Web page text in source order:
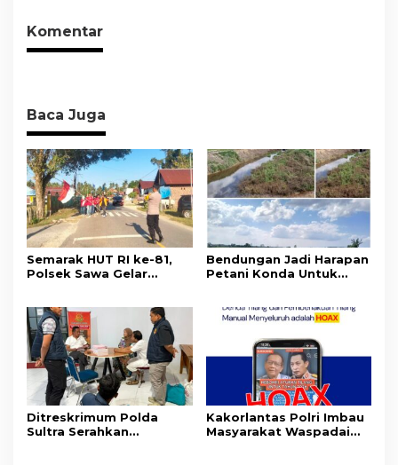
Komentar
Baca Juga
Semarak HUT RI ke-81,
Polsek Sawa Gelar
Olahraga 2026 Tingkat
Kecamatan
Bendungan Jadi Harapan
Petani Konda Untuk
Ditreskrimum Polda
Sultra Serahkan
Kakorlantas Polri Imbau
Masyarakat Waspadai